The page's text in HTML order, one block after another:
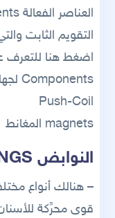
التقويم الثابت
Components لجهاز التقويم الثابت .
Push-Coil
magnets المغانط
النوابض SPRINGS
– هنالك أنواع
قوى محرِّكة